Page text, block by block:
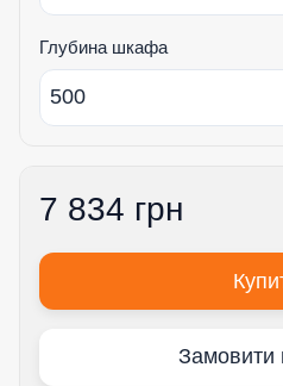
Глубина шкафа
500
7 834 грн
Замовити